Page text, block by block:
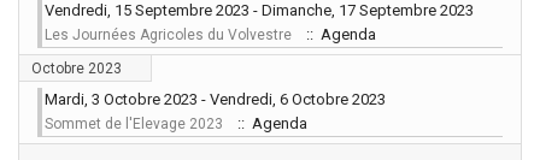
Vendredi, 15 Septembre 2023 - Dimanche, 17 Septembre 2023
Les Journées Agricoles du Volvestre :: Agenda
Octobre 2023
Mardi, 3 Octobre 2023 - Vendredi, 6 Octobre 2023
Sommet de l'Elevage 2023 :: Agenda